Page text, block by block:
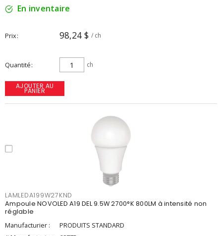
En inventaire
Prix 98,24 $ / ch
Quantité ch
AJOUTER AU
PANIER
LAMLEDA199W27KND
Ampoule NOVOLED A19 DEL 9.5W 2700°K 800LM à intensité non
réglable
Manufacturier :
PRODUITS STANDARD